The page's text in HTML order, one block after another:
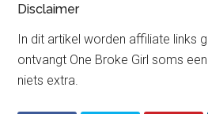
Disclaimer
In dit artikel worden affiliate links
ontvangt One Broke Girl soms
niets extra.